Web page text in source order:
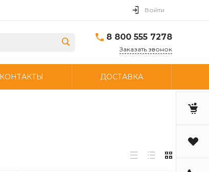
Войти
8 800 555 7278
Заказать звонок
КОНТАКТЫ ДОСТАВКА